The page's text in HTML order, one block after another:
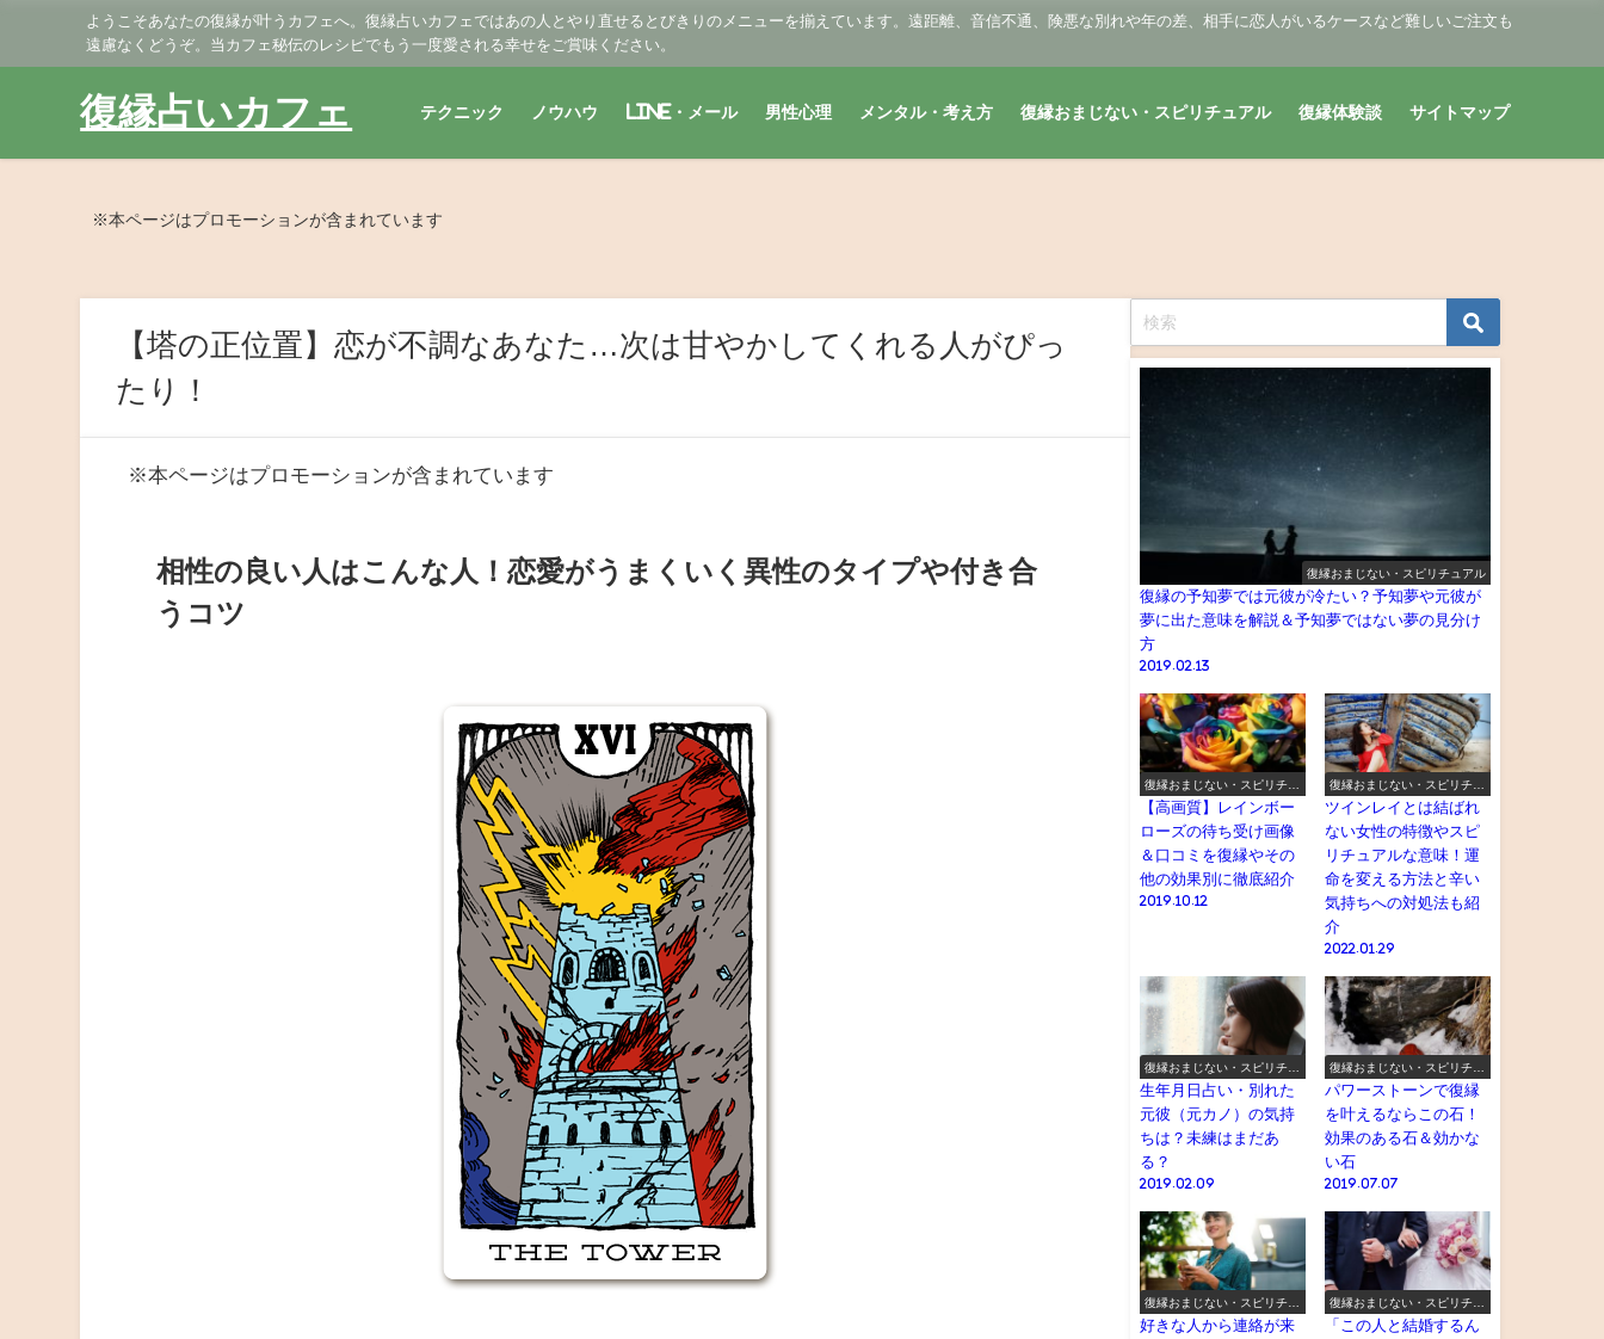
ようこそあなたの復縁が叶うカフェへ。復縁占いカフェではあの人とやり直せるとびきりのメニューを揃えています。遠距離、音信不通、険悪な別れや年の差、相手に恋人がいるケースなど難しいご注文も
遠慮なくどうぞ。当カフェ秘伝のレシピでもう一度愛される幸せをご賞味ください。
復縁占いカフェ テクニック ノウハウ LINE・メール 男性心理 メンタル・考え方 復縁おまじない・スピリチュアル 復縁体験談 サイトマップ
※本ページはプロモーションが含まれています
【塔の正位置】恋が不調なあなた…次は甘やかしてくれる人がぴっ
たり！
※本ページはプロモーションが含まれています
相性の良い人はこんな人！恋愛がうまくいく異性のタイプや付き合
うコツ
復縁おまじない・スピリチュアル
復縁の予知夢では元彼が冷たい？予知夢や元彼が
夢に出た意味を解説＆予知夢ではない夢の見分け
方
2019.02.13
復縁おまじない・スピリチュ
アル
【高画質】レインボー
ローズの待ち受け画像
＆口コミを復縁やその
他の効果別に徹底紹介
2019.10.12
復縁おまじない・スピリチュ
アル
ツインレイとは結ばれ
ない女性の特徴やスピ
リチュアルな意味！運
命を変える方法と辛い
気持ちへの対処法も紹
介
2022.01.29
復縁おまじない・スピリチュ
アル
生年月日占い・別れた
元彼（元カノ）の気持
ちは？未練はまだあ
る？
2019.02.09
復縁おまじない・スピリチュ
アル
パワーストーンで復縁
を叶えるならこの石！
効果のある石＆効かな
い石
2019.07.07
復縁おまじない・スピリチュ
アル
好きな人から連絡が来
復縁おまじない・スピリチュ
アル
「この人と結婚するん